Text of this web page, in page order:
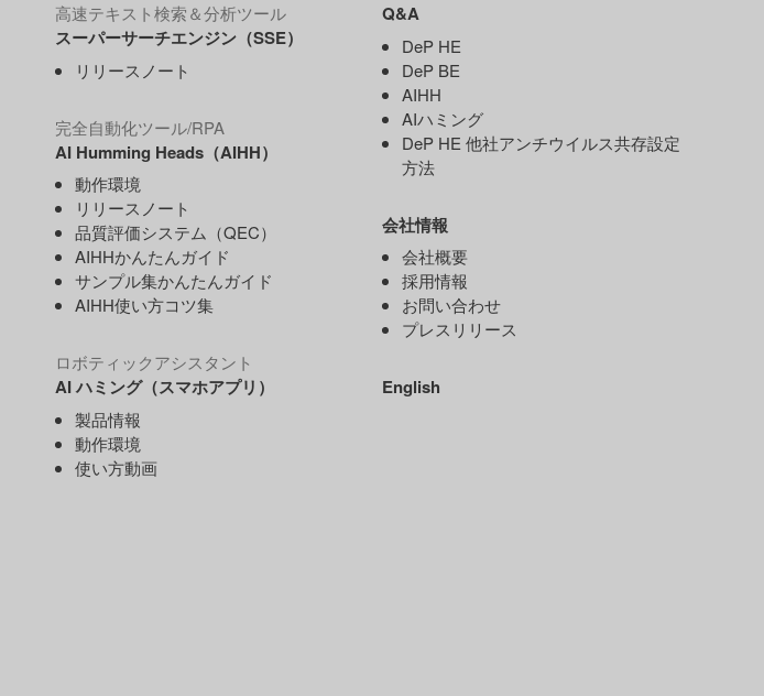
高速テキスト検索＆分析ツール
スーパーサーチエンジン（SSE）
リリースノート
完全自動化ツール/RPA
AI Humming Heads（AIHH）
動作環境
リリースノート
品質評価システム（QEC）
AIHHかんたんガイド
サンプル集かんたんガイド
AIHH使い方コツ集
ロボティックアシスタント
AI ハミング（スマホアプリ）
製品情報
動作環境
使い方動画
Q&A
DeP HE
DeP BE
AIHH
AIハミング
DeP HE 他社アンチウイルス共存設定
方法
会社情報
会社概要
採用情報
お問い合わせ
プレスリリース
English